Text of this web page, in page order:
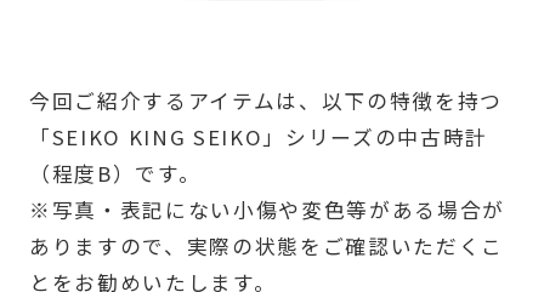
今回ご紹介するアイテムは、以下の特徴を持つ
「SEIKO KING SEIKO」シリーズの中古時計
（程度B）です。
※写真・表記にない小傷や変色等がある場合が
ありますので、実際の状態をご確認いただくこ
とをお勧めいたします。